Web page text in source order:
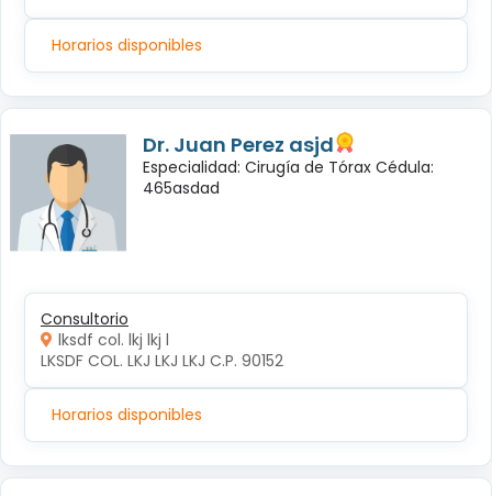
Horarios disponibles
Dr. Juan Perez asjd
Especialidad: Cirugía de Tórax Cédula:
465asdad
Consultorio
lksdf col. lkj lkj l
LKSDF COL. LKJ LKJ LKJ C.P. 90152
Horarios disponibles